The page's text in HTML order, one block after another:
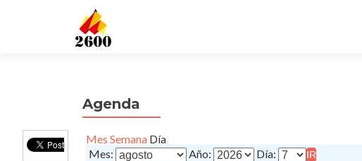
Agenda
Mes Semana Día
Mes:
Año: Día: